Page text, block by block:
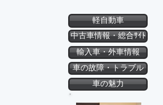
軽自動車
輸入車・外車情報
車の魅力
中古車情報・総合ｻｲﾄ
車の故障・トラブル